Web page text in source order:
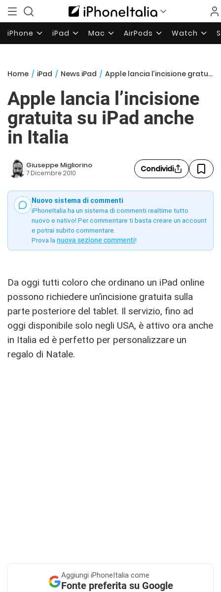
iPhone iPad Mac AirPods Watch
Home / iPad / News iPad / Apple lancia l’incisione gratuita su iPad anche in Italia
Apple lancia l’incisione
gratuita su iPad anche
in Italia
Giuseppe Migliorino
7 Dicembre 2010 Condividi
Nuovo sistema di commenti
iPhoneItalia ha un sistema di commenti realtime tutto
nuovo e nativo! Per commentare ti basta creare un account
e potrai subito commentare.
Prova la nuova sezione commenti!
Da oggi tutti coloro che ordinano un iPad online
possono richiedere un’incisione gratuita sulla
parte posteriore del tablet. Il servizio, fino ad
oggi disponibile solo negli USA, è attivo ora anche
in Italia ed è perfetto per personalizzare un
regalo di Natale.
Aggiungi iPhoneItalia come
Fonte preferita su Google